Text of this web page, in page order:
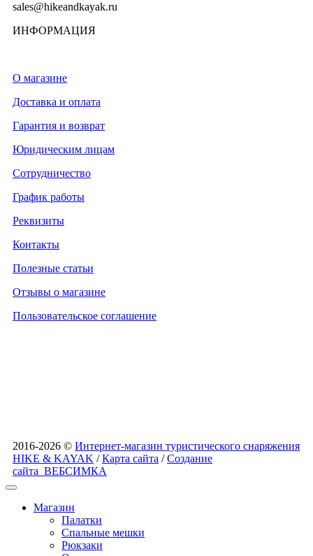
sales@hikeandkayak.ru
ИНФОРМАЦИЯ
О магазине
Доставка и оплата
Гарантия и возврат
Юридическим лицам
Сотрудничество
График работы
Реквизиты
Контакты
Полезные статьи
Отзывы о магазине
Пользовательское соглашение
2016-2026 © Интернет-магазин туристического снаряжения
HIKE & KAYAK /Карта сайта /Создание
сайта ВЕБСИМКА
Магазин
Палатки
Спальные мешки
Рюкзаки